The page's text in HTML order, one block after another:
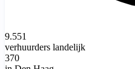
9.551
verhuurders landelijk
370